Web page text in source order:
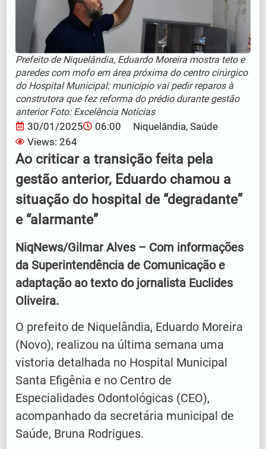
Prefeito de Niquelândia, Eduardo Moreira mostra teto e
paredes com mofo em área próxima do centro cirúrgico
do Hospital Municipal: município vai pedir reparos à
construtora que fez reforma do prédio durante gestão
anterior Foto: Excelência Notícias
30/01/2025 06:00 Niquelândia,Saúde
Views: 264
Ao criticar a transição feita pela
gestão anterior, Eduardo chamou a
situação do hospital de “degradante”
e “alarmante”
NiqNews/Gilmar Alves – Com informações
da Superintendência de Comunicação e
adaptação ao texto do jornalista Euclides
Oliveira.
O prefeito de Niquelândia, Eduardo Moreira
(Novo), realizou na última semana uma
vistoria detalhada no Hospital Municipal
Santa Efigênia e no Centro de
Especialidades Odontológicas (CEO),
acompanhado da secretária municipal de
Saúde, Bruna Rodrigues.